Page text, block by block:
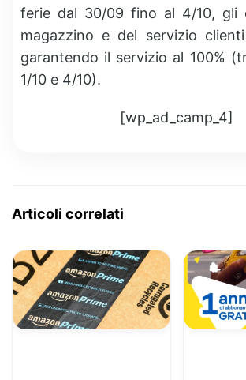
ferie dal 30/09 fino al 4/10, gli
magazzino e del servizio
garantendo il servizio al 100%
1/10 e 4/10).
[wp_ad_camp_4]
Articoli correlati